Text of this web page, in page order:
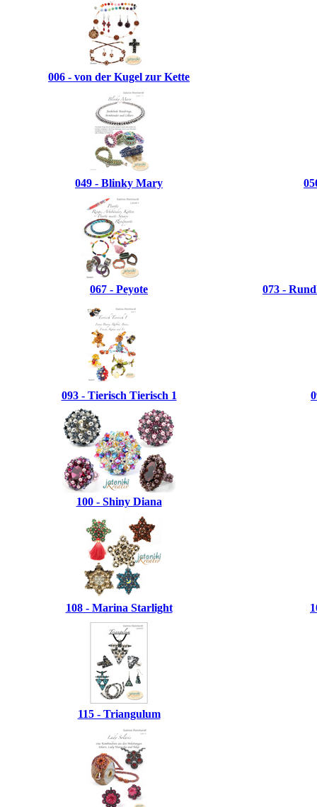
006 - von der Kugel zur Kette
049 - Blinky Mary
067 - Peyote 073 -
093 - Tierisch Tierisch 1
100 - Shiny Diana
108 - Marina Starlight
115 - Triangulum